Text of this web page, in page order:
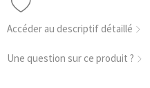
Accéder au descriptif détaillé
Une question sur ce produit ?